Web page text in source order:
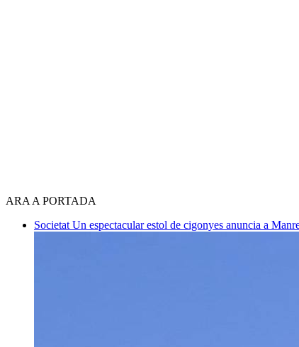
ARA A PORTADA
Societat Un espectacular estol de cigonyes anuncia a